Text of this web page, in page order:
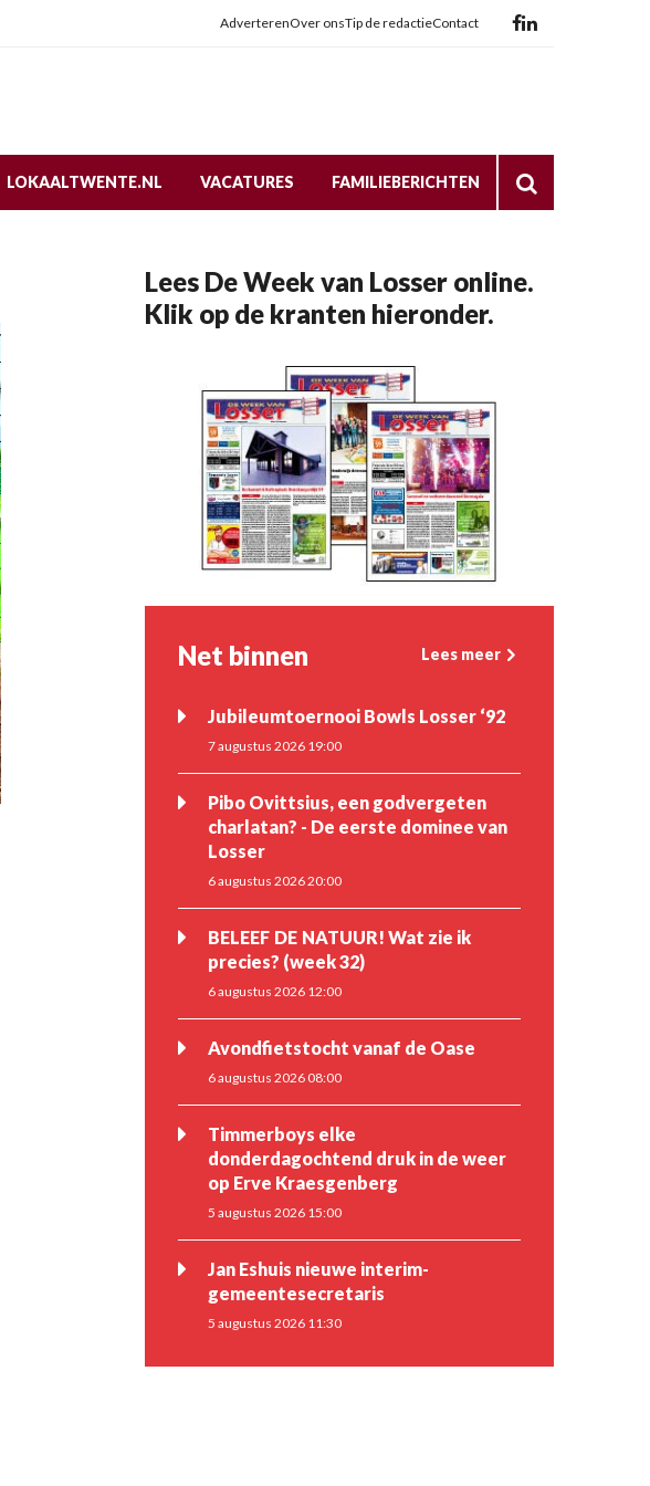
AdverterenOver onsTip de redactieContact
LOKAALTWENTE.NL VACATURES FAMILIEBERICHTEN
Lees De Week van Losser online.
Klik op de kranten hieronder.
Net binnen Lees meer
Jubileumtoernooi Bowls Losser ‘92
7 augustus 2026 19:00
Pibo Ovittsius, een godvergeten
charlatan? - De eerste dominee van
Losser
6 augustus 2026 20:00
BELEEF DE NATUUR! Wat zie ik
precies? (week 32)
6 augustus 2026 12:00
Avondfietstocht vanaf de Oase
6 augustus 2026 08:00
Timmerboys elke
donderdagochtend druk in de weer
op Erve Kraesgenberg
5 augustus 2026 15:00
Jan Eshuis nieuwe interim-
gemeentesecretaris
5 augustus 2026 11:30